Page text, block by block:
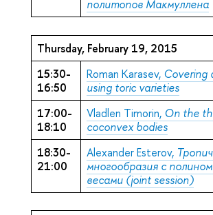
политопов Макмуллена
Thursday, February 19, 2015
15:30-
16:50
Roman Karasev, Covering
using toric varieties
17:00-
18:10
Vladlen Timorin, On the
coconvex bodies
18:30-
21:00
Alexander Esterov,
многообразия с
весами (joint session)